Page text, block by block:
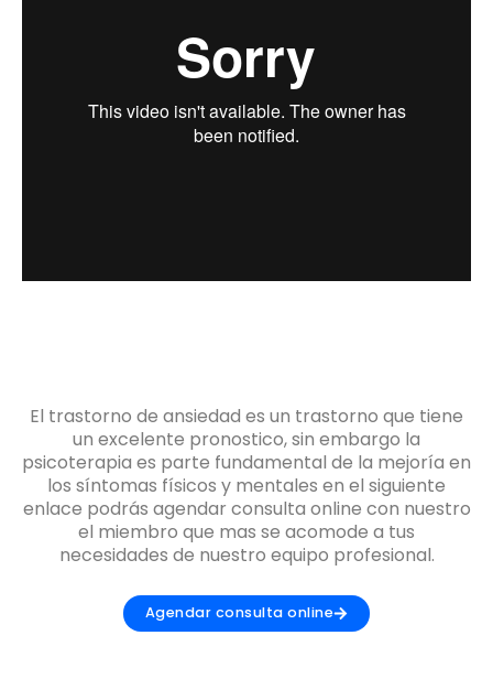
El trastorno de ansiedad es un trastorno que tiene
un excelente pronostico, sin embargo la
psicoterapia es parte fundamental de la mejoría en
los síntomas físicos y mentales en el siguiente
enlace podrás agendar consulta online con nuestro
el miembro que mas se acomode a tus
necesidades de nuestro equipo profesional.
Agendar consulta online